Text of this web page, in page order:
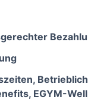
EGYM-